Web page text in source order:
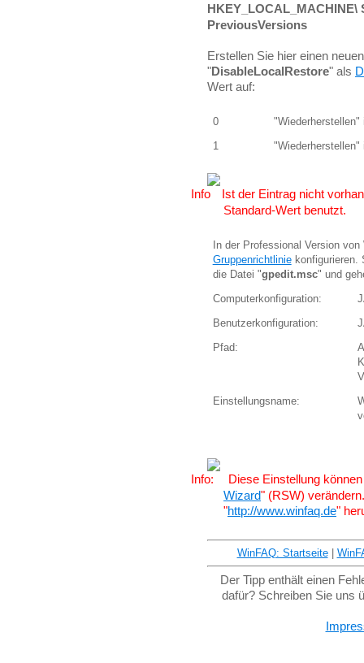
PreviousVersions
Erstellen Sie hier einen
"DisableLocalRestore" als
Wert auf:
0
1
Ist der Eintrag nicht
Standard-Wert benutzt.
In der Professional Version
Gruppenrichtliniekonfigurieren.
die Datei "gpedit.msc" und
Computerkonfiguration:
Benutzerkonfiguration:
Pfad:
Einstellungsname:
Diese Einstellung
Wizard" (RSW)
"http://www.winfaq.de"
WinFAQ: Startseite|
Der Tipp enthält einen
dafür? Schreiben Sie uns